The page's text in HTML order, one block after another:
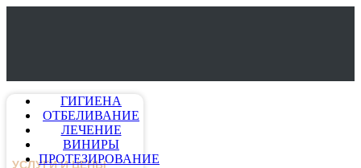
УСЛУГИ И ЦЕНЫ
ГИГИЕНА
ОТБЕЛИВАНИЕ
ЛЕЧЕНИЕ
ВИНИРЫ
ПРОТЕЗИРОВАНИЕ